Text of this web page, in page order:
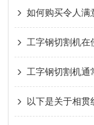
如何购买令人满
工字钢切割机通
以下是关于相贯